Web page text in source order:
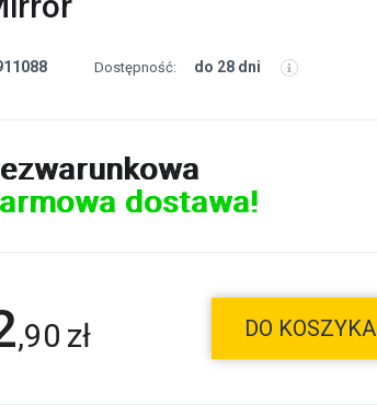
Dostępność: do 28 dni
dostawa!
,90 zł DO KOSZYKA